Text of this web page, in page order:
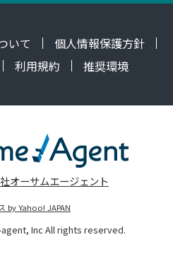
いて
個人情報保護方針
利用規約 推奨環境
オーサムエージェント
by Yahoo! JAPAN
Inc All rights reserved.